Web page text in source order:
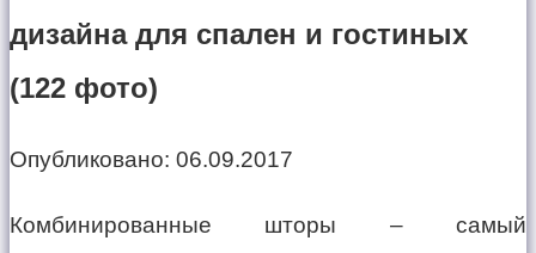
дизайна для спален и гостиных
(122 фото)
Опубликовано: 06.09.2017
Комбинированные шторы – самый